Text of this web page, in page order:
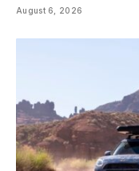
August 6, 2026